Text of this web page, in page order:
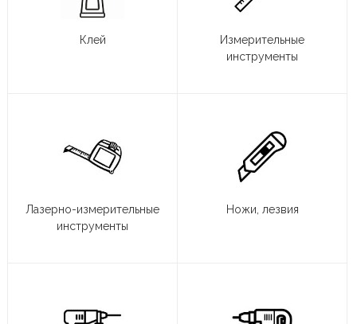
Клей
Измерительные
инструменты
Лазерно-измерительные
инструменты
Ножи, лезвия